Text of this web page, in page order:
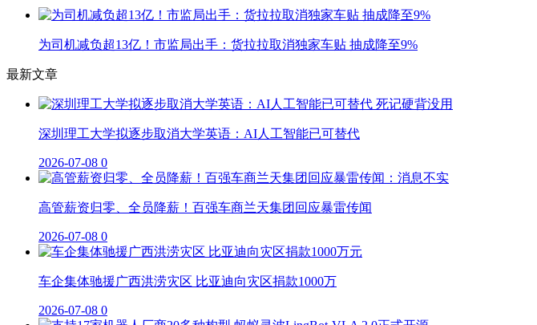
为司机减负超13亿！市监局出手：货拉拉取消独家车贴 抽成降至9%
最新文章
深圳理工大学拟逐步取消大学英语：AI人工智能已可替代
2026-07-08 0
高管薪资归零、全员降薪！百强车商兰天集团回应暴雷传闻
2026-07-08 0
车企集体驰援广西洪涝灾区 比亚迪向灾区捐款1000万
2026-07-08 0